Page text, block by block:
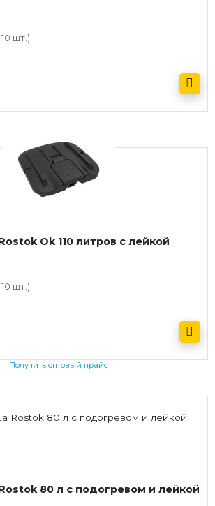
шт.):
Ok 110 литров с лейкой
шт.):
Получить оптовый прайс
80 л с подогревом и лейкой